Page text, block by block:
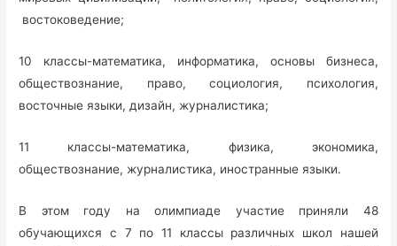
востоковедение;
10 классы-математика, информатика, основы бизнеса,
обществознание, право, социология, психология,
восточные языки, дизайн, журналистика;
11 классы-математика, физика, экономика,
обществознание, журналистика, иностранные языки.
В этом году на олимпиаде участие приняли 48
обучающихся с 7 по 11 классы различных школ нашей